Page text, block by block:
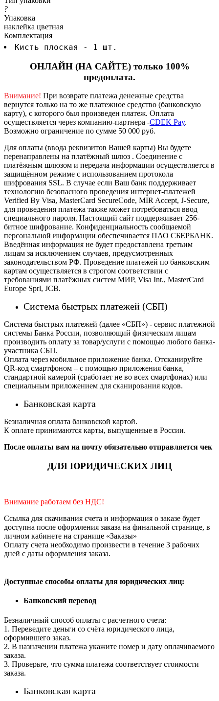
?
Упаковка
наклейка цветная
Комплектация
Кисть плоская - 1 шт.
ОНЛАЙН (НА САЙТЕ) только 100%
предоплата.
Внимание! При возврате платежа денежные средства
вернутся только на то же платежное средство (банковскую
карту), с которого был произведен платеж. Оплата
осуществляется через компанию-партнера -CDEK Pay.
Возможно ограничение по сумме 50 000 руб.
Для оплаты (ввода реквизитов Вашей карты) Вы будете
перенаправлены на платёжный шлюз . Соединение с
платёжным шлюзом и передача информации осуществляется в
защищённом режиме с использованием протокола
шифрования SSL. В случае если Ваш банк поддерживает
технологию безопасного проведения интернет-платежей
Verified By Visa, MasterCard SecureCode, MIR Accept, J-Secure,
для проведения платежа также может потребоваться ввод
специального пароля. Настоящий сайт поддерживает 256-
битное шифрование. Конфиденциальность сообщаемой
персональной информации обеспечивается ПАО СБЕРБАНК.
Введённая информация не будет предоставлена третьим
лицам за исключением случаев, предусмотренных
законодательством РФ. Проведение платежей по банковским
картам осуществляется в строгом соответствии с
требованиями платёжных систем МИР, Visa Int., MasterCard
Europe Sprl, JCB.
Система быстрых платежей (СБП)
Система быстрых платежей (далее «СБП») - сервис платежной
системы Банка России, позволяющий физическим лицам
производить оплату за товар/услуги с помощью любого банка-
участника СБП.
Оплата через мобильное приложение банка. Отсканируйте
QR-код смартфоном – с помощью приложения банка,
стандартной камерой (сработает не во всех смартфонах) или
специальным приложением для сканирования кодов.
Банковская карта
Безналичная оплата банковской картой.
К оплате принимаются карты, выпущенные в России.
После оплаты вам на почту обязательно отправляется чек
ДЛЯ ЮРИДИЧЕСКИХ ЛИЦ
Внимание работаем без НДС!
Ссылка для скачивания счета и информация о заказе будет
доступна после оформления заказа на финальной странице, в
личном кабинете на странице «Заказы»
Оплату счета необходимо произвести в течение 3 рабочих
дней с даты оформления заказа.
Доступные способы оплаты для юридических лиц:
Банковский перевод
Безналичный способ оплаты с расчетного счета:
1. Переведите деньги со счёта юридического лица,
оформившего заказ.
2. В назначении платежа укажите номер и дату оплачиваемого
заказа.
3. Проверьте, что сумма платежа соответствует стоимости
заказа.
Банковская карта